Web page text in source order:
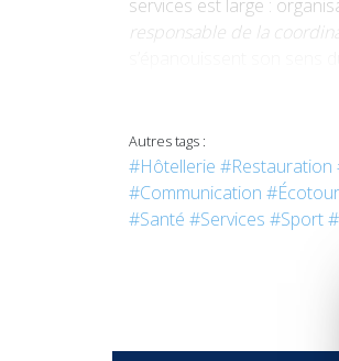
services est large :
responsable de la
Autres tags :
#Hôtellerie #Restauration
#Communication
#Santé #Services #Sport